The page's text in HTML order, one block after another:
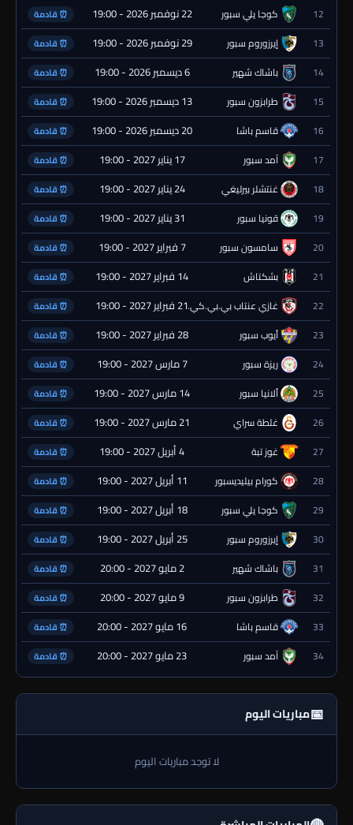
12 كوجا يلي سبور 22 نوفمبر 2026 - 19:00 ⏰ قادمة
13 إيرزوروم سبور 29 نوفمبر 2026 - 19:00 ⏰ قادمة
14 باشاك شهير 6 ديسمبر 2026 - 19:00 ⏰ قادمة
15 طرابزون سبور 13 ديسمبر 2026 - 19:00 ⏰ قادمة
16 قاسم باشا 20 ديسمبر 2026 - 19:00 ⏰ قادمة
17 آمد سبور 17 يناير 2027 - 19:00 ⏰ قادمة
18 غنتشلر بيرليغي 24 يناير 2027 - 19:00 ⏰ قادمة
19 قونيا سبور 31 يناير 2027 - 19:00 ⏰ قادمة
20 سامسون سبور 7 فبراير 2027 - 19:00 ⏰ قادمة
21 بشكتاش 14 فبراير 2027 - 19:00 ⏰ قادمة
22 غازي عنتاب بي.بي.كي.21 فبراير 2027 - 19:00 ⏰ قادمة
23 أيوب سبور 28 فبراير 2027 - 19:00 ⏰ قادمة
24 ريزة سبور 7 مارس 2027 - 19:00 ⏰ قادمة
25 ألانيا سبور 14 مارس 2027 - 19:00 ⏰ قادمة
26 غلطة سراي 21 مارس 2027 - 19:00 ⏰ قادمة
27 غوز تبة 4 أبريل 2027 - 19:00 ⏰ قادمة
28 كورام بيليديسبور 11 أبريل 2027 - 19:00 ⏰ قادمة
29 كوجا يلي سبور 18 أبريل 2027 - 19:00 ⏰ قادمة
30 إيرزوروم سبور 25 أبريل 2027 - 19:00 ⏰ قادمة
31 باشاك شهير 2 مايو 2027 - 20:00 ⏰ قادمة
32 طرابزون سبور 9 مايو 2027 - 20:00 ⏰ قادمة
33 قاسم باشا 16 مايو 2027 - 20:00 ⏰ قادمة
34 آمد سبور 23 مايو 2027 - 20:00 ⏰ قادمة
📅مباريات اليوم
لا توجد مباريات اليوم